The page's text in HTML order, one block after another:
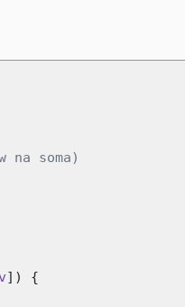
soma)
v])
{